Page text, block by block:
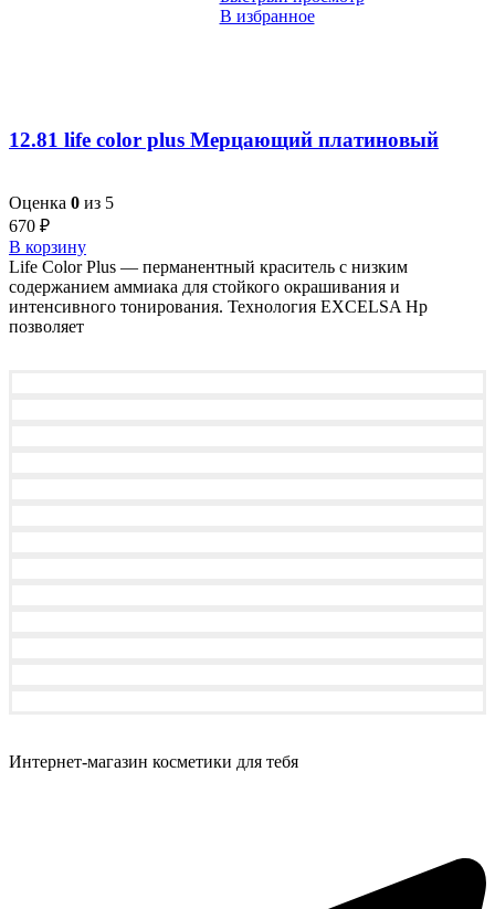
В избранное
12.81 life color plus Мерцающий платиновый
Оценка 0 из 5
670 ₽
В корзину
Life Color Plus — перманентный краситель с низким
содержанием аммиака для стойкого окрашивания и
интенсивного тонирования. Технология EXCELSA Hp
позволяет
Интернет-магазин косметики для тебя